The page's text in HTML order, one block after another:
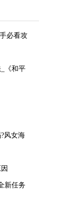
必看攻
《和平
风女海
新任务